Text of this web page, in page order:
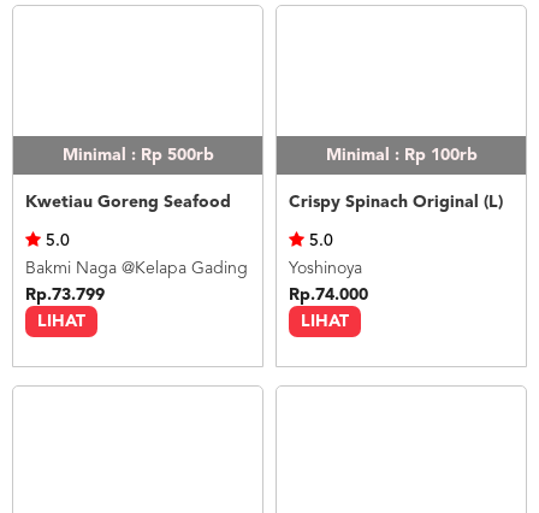
Minimal : Rp 500rb
Kwetiau Goreng Seafood
LIHAT
5.0
Bakmi Naga @Kelapa Gading
Rp.73.799
Minimal : Rp 100rb
Crispy Spinach Original (L)
LIHAT
5.0
Yoshinoya
Rp.74.000